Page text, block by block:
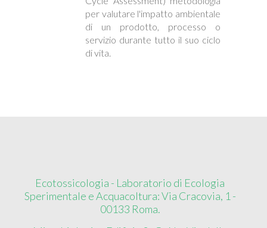
per valutare l'impatto ambientale
di un prodotto, processo o
servizio durante tutto il suo ciclo
di vita.
Ecotossicologia - Laboratorio di Ecologia
Sperimentale e Acquacoltura: Via Cracovia, 1 -
00133 Roma.